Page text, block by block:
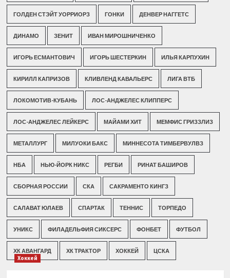
ГОЛДЕН СТЭЙТ УОРРИОРЗ ГОНКИ ДЕНВЕР НАГГЕТС
ДИНАМО ЗЕНИТ ИВАН МИРОШНИЧЕНКО
ИГОРЬ ЕСМАНТОВИЧ ИГОРЬ ШЕСТЕРКИН ИЛЬЯ КАРПУХИН
КИРИЛЛ КАПРИЗОВ КЛИВЛЕНД КАВАЛЬЕРС ЛИГА ВТБ
ЛОКОМОТИВ-КУБАНЬ ЛОС-АНДЖЕЛЕС КЛИППЕРС
ЛОС-АНДЖЕЛЕС ЛЕЙКЕРС МАЙАМИ ХИТ МЕМФИС ГРИЗЗЛИЗ
МЕТАЛЛУРГ МИЛУОКИ БАКС МИННЕСОТА ТИМБЕРВУЛВЗ
НБА НЬЮ-ЙОРК НИКС РЕГБИ РИНАТ БАШИРОВ
СБОРНАЯ РОССИИ СКА САКРАМЕНТО КИНГЗ
САЛАВАТ ЮЛАЕВ СПАРТАК ТЕННИС ТОРПЕДО
УНИКС ФИЛАДЕЛЬФИЯ СИКСЕРС ФОНБЕТ ФУТБОЛ
ХК АВАНГАРД ХК ТРАКТОР ХОККЕЙ ЦСКА
Хоккей